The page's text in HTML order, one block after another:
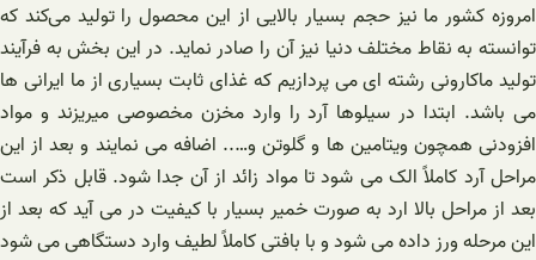
امروزه کشور ما نیز حجم بسیار بالایی از این محصول را تولید می‌کند که
توانسته به نقاط مختلف دنیا نیز آن را صادر نماید. در این بخش به فرآیند
تولید ماکارونی رشته ای می پردازیم که غذای ثابت بسیاری از ما ایرانی ها
می باشد. ابتدا در سیلوها آرد را وارد مخزن مخصوصی میریزند و مواد
افزودنی همچون ویتامین ها و گلوتن و….. اضافه می نمایند و بعد از این
مراحل آرد کاملاً الک می شود تا مواد زائد از آن جدا شود. قابل ذکر است
بعد از مراحل بالا ارد به صورت خمیر بسیار با کیفیت در می آید که بعد از
این مرحله ورز داده می شود و با بافتی کاملاً لطیف وارد دستگاهی می شود